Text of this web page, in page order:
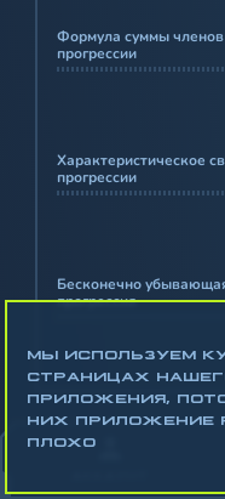
Формула суммы членов
прогрессии
Характеристическое
прогрессии
Бесконечно
прогрессия
Математика
Геометрия
МЫ ИСПОЛЬЗУЕМ
СТРАНИЦАХ
ПРИЛОЖЕНИЯ,
НИХ ПРИЛОЖЕНИЕ
ПЛОХО